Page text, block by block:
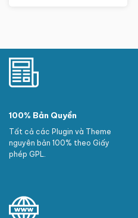
100% Bản Quyền
Tất cả các Plugin và Theme
nguyên bản 100% theo Giấy
phép GPL.